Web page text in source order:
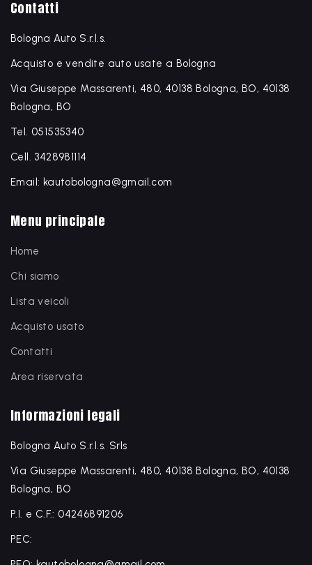
Contatti
Bologna Auto S.r.l.s.
Acquisto e vendite auto usate a Bologna
Via Giuseppe Massarenti, 480, 40138 Bologna, BO, 40138
Bologna, BO
Tel. 051535340
Cell. 3428981114
Email: kautobologna@gmail.com
Menu principale
Home
Chi siamo
Lista veicoli
Acquisto usato
Contatti
Area riservata
Informazioni legali
Bologna Auto S.r.l.s. Srls
Via Giuseppe Massarenti, 480, 40138 Bologna, BO, 40138
Bologna, BO
P.I. e C.F.: 04246891206
PEC: